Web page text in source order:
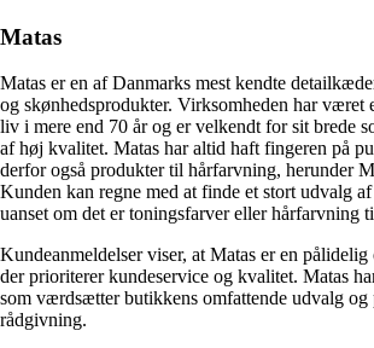
Matas
Matas er en af Danmarks mest kendte
og skønhedsprodukter. Virksomheden har været
liv i mere end 70 år og er velkendt for sit brede
af høj kvalitet. Matas har altid haft fingeren på
derfor også produkter til hårfarvning, herunder
Kunden kan regne med at finde et stort udvalg
uanset om det er toningsfarver eller hårfarvning
Kundeanmeldelser viser, at Matas er en
der prioriterer kundeservice og kvalitet. Matas
som værdsætter butikkens omfattende udvalg og
rådgivning.